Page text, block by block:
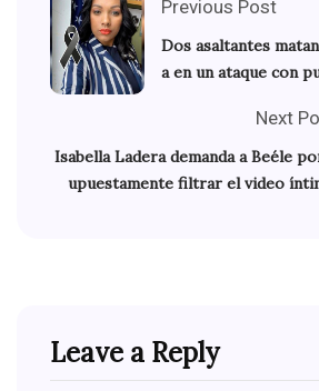
Previous Post
Dos asaltantes
a en un ataque con
Next
Isabella Ladera demanda a Beéle
upuestamente filtrar el video
Leave a Reply